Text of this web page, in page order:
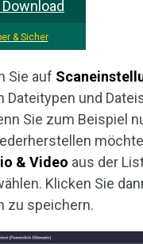
& Sicher
Sie auf
Dateitypen und
Sie zum Beispiel
& Video aus der
Klicken Sie
zu speichern.